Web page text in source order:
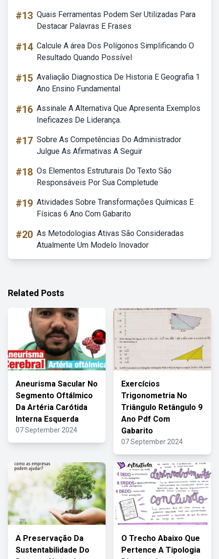
#13 Quais Ferramentas Podem Ser Utilizadas Para
Destacar Palavras E Frases
#14 Calcule A área Dos Polígonos Simplificando O
Resultado Quando Possível
#15 Avaliação Diagnostica De Historia E Geografia 1
Ano Ensino Fundamental
#16 Assinale A Alternativa Que Apresenta Exemplos
Ineficazes De Liderança.
#17 Sobre As Competências Do Administrador
Julgue As Afirmativas A Seguir
#18 Os Elementos Estruturais Do Texto São
Responsáveis Por Sua Completude
#19 Atividades Sobre Transformações Químicas E
Físicas 6 Ano Com Gabarito
#20 As Metodologias Ativas São Consideradas
Atualmente Um Modelo Inovador
Related Posts
Aneurisma Sacular No
Segmento Oftálmico
Da Artéria Carótida
Interna Esquerda
07 September 2024
Exercícios
Trigonometria No
Triângulo Retângulo 9
Ano Pdf Com
Gabarito
07 September 2024
A Preservação Da
Sustentabilidade Do
O Trecho Abaixo Que
Pertence A Tipologia